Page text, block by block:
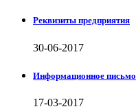
Реквизиты предприятия
30-06-2017
Информационное письмо
17-03-2017